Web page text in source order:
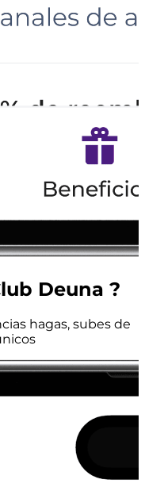
Deuna ?
hagas, subes de